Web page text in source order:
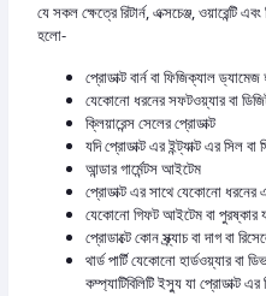
যে সকল ক্ষেত্রে রিটার্ন, এক্সচেঞ্জ, ওয়ারেন্টি
হলো-
প্রোডাক্ট বার্ন বা ফিজিক্যাল
যেকোনো ধরনের সফটওয়্যার বা
ক্লিয়ারেন্স সেলের প্রোডাক্ট
যদি প্রোডাক্ট এর ইন্ট্যাক্ট এর সিল
আন্ডার গার্মেন্টস আইটেম
প্রোডাক্ট এর সাথে যেকোনো ধরনের
যেকোনো গিফট আইটেম বা পুরষ্কার
প্রোডাক্টে কোন স্ক্র্যাচ বা দাগ বা
থার্ড পার্টি যেকোনো হার্ডওয়্যার
কম্প্যাটিবিলিটি ইস্যু যা প্রোডাক্ট এর